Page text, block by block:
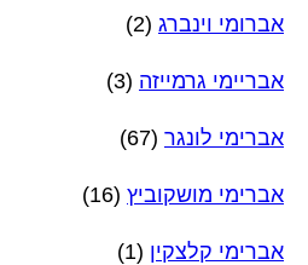
אברומי וינברג (2)
אבריימי גרמייזה (3)
אברימי לונגר (67)
אברימי מושקוביץ (16)
אברימי קלצקין (1)